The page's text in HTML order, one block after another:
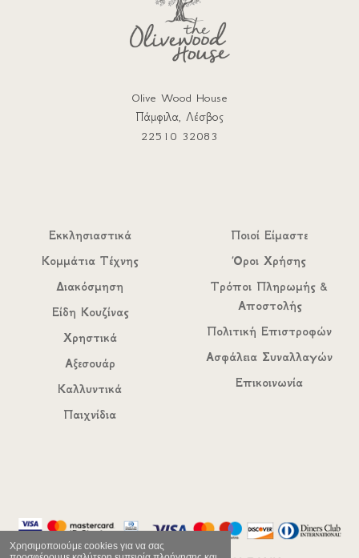
Χρησιμοποιούμε cookies για να σας
Olive Wood House
Πάμφιλα, Λέσβος
22510 32083
Εκκλησιαστικά
Κομμάτια Τέχνης
Διακόσμηση
Είδη Κουζίνας
Χρηστικά
Αξεσουάρ
Καλλυντικά
Παιχνίδια
Ποιοί Είμαστε
Όροι Χρήσης
Τρόποι Πληρωμής &
Αποστολής
Πολιτική Επιστροφών
Ασφάλεια Συναλλαγών
Επικοινωνία